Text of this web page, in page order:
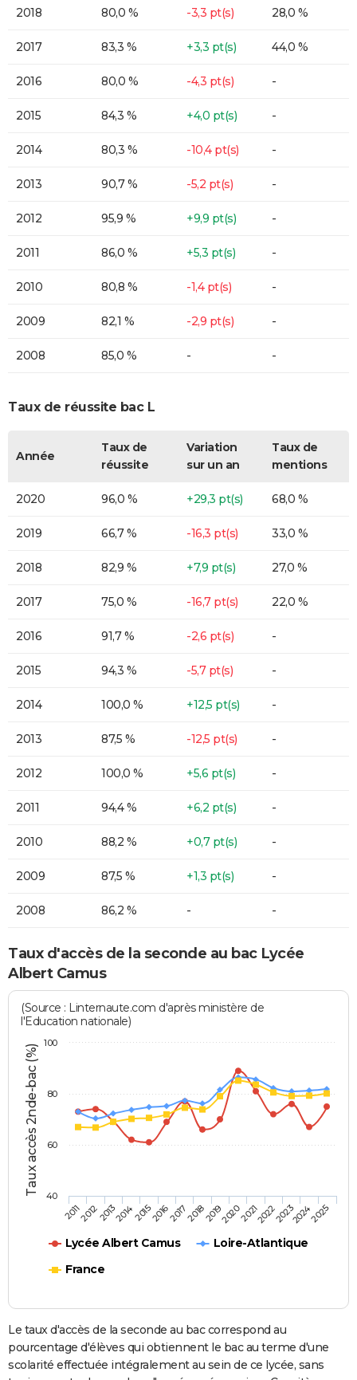
2018 80,0 % -3,3 pt(s) 28,0 %
2017 83,3 % +3,3 pt(s) 44,0 %
2016 80,0 % -4,3 pt(s) -
2015 84,3 % +4,0 pt(s) -
2014 80,3 % -10,4 pt(s) -
2013 90,7 % -5,2 pt(s) -
2012 95,9 % +9,9 pt(s) -
2011 86,0 % +5,3 pt(s) -
2010 80,8 % -1,4 pt(s) -
2009 82,1 % -2,9 pt(s) -
2008 85,0 % - -
Taux de réussite bac L
Année
Taux de
réussite
Variation
sur un an
Taux de
mentions
2020 96,0 % +29,3 pt(s) 68,0 %
2019 66,7 % -16,3 pt(s) 33,0 %
2018 82,9 % +7,9 pt(s) 27,0 %
2017 75,0 % -16,7 pt(s) 22,0 %
2016 91,7 % -2,6 pt(s) -
2015 94,3 % -5,7 pt(s) -
2014 100,0 % +12,5 pt(s) -
2013 87,5 % -12,5 pt(s) -
2012 100,0 % +5,6 pt(s) -
2011 94,4 % +6,2 pt(s) -
2010 88,2 % +0,7 pt(s) -
2009 87,5 % +1,3 pt(s) -
2008 86,2 % - -
Taux d'accès de la seconde au bac Lycée
Albert Camus
Taux accès 2nde-bac (%)
(Source : Linternaute.com d'après ministère de
l'Education nationale)
Lycée Albert Camus
Loire-Atlantique
France
201120122013201420152016201720182019202020212022202320242025
60
80
100
40
Le taux d'accès de la seconde au bac correspond au
pourcentage d'élèves qui obtiennent le bac au terme d'une
scolarité effectuée intégralement au sein de ce lycée, sans